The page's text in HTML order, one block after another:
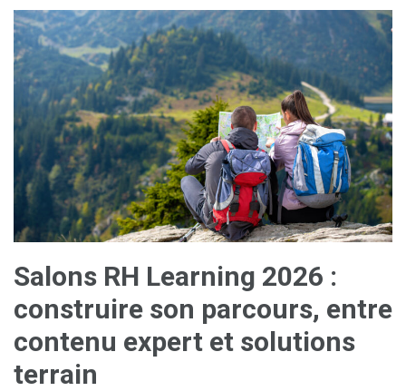
Salons RH Learning 2026 :
construire son parcours, entre
contenu expert et solutions
terrain